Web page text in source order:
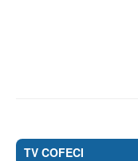
TV COFECI